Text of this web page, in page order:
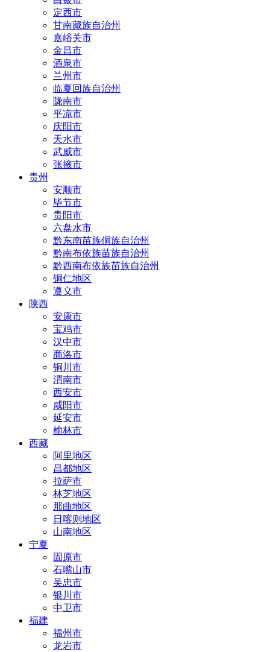
定西市
甘南藏族自治州
嘉峪关市
金昌市
酒泉市
兰州市
临夏回族自治州
陇南市
平凉市
庆阳市
天水市
武威市
张掖市
贵州
安顺市
毕节市
贵阳市
六盘水市
黔东南苗族侗族自治州
黔南布依族苗族自治州
黔西南布依族苗族自治州
铜仁地区
遵义市
陕西
安康市
宝鸡市
汉中市
商洛市
铜川市
渭南市
西安市
咸阳市
延安市
榆林市
西藏
阿里地区
昌都地区
拉萨市
林芝地区
那曲地区
日喀则地区
山南地区
宁夏
固原市
石嘴山市
吴忠市
银川市
中卫市
福建
福州市
龙岩市